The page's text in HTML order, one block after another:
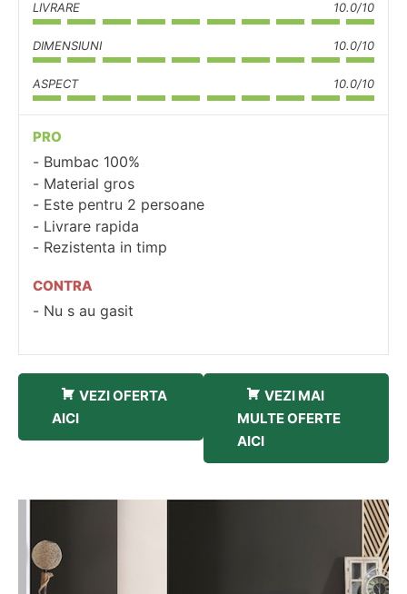
LIVRARE 10.0/10
DIMENSIUNI 10.0/10
ASPECT 10.0/10
PRO
Bumbac 100%
Material gros
Este pentru 2 persoane
Livrare rapida
Rezistenta in timp
CONTRA
Nu s au gasit
VEZI OFERTA
AICI
VEZI MAI
MULTE OFERTE
AICI